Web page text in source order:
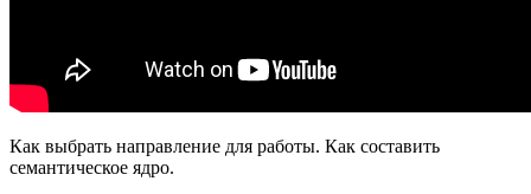
Как выбрать направление для работы. Как составить
семантическое ядро.